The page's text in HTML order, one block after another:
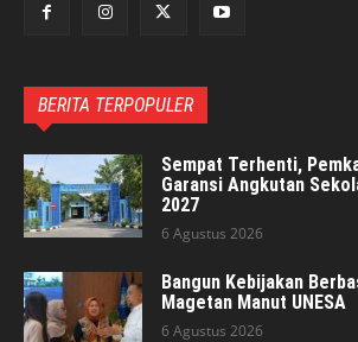
BERITA TERPOPULER
Sempat Terhenti,
Garansi Angkutan
2027
6 Agustus 2026
Bangun Kebijakan
Magetan Manut UNESA
6 Agustus 2026